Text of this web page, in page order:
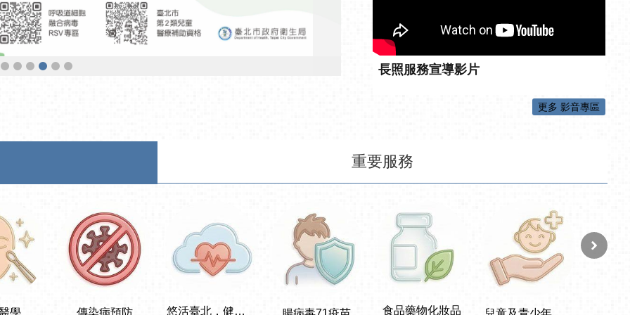
長照服務宣導影片
更多 影音專區
重要服務